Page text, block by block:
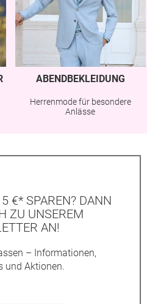
ABENDBEKLEIDUNG
Herrenmode für besondere
Anlässe
€* SPAREN? DANN
ZU UNSEREM
AN!
– Informationen,
und Aktionen.